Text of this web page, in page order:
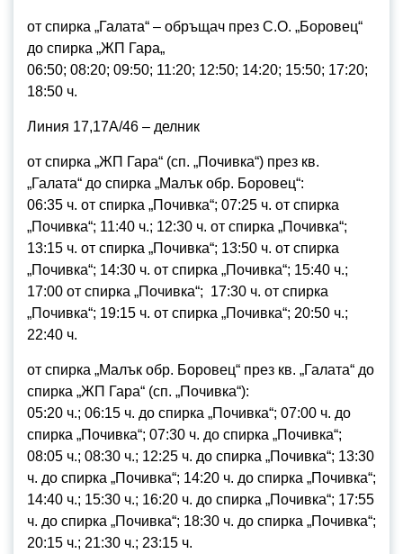
от спирка „Галата“ – обръщач през С.О. „Боровец“
до спирка „ЖП Гара„
06:50; 08:20; 09:50; 11:20; 12:50; 14:20; 15:50; 17:20;
18:50 ч.
Линия 17,17А/46 – делник
от спирка „ЖП Гара“ (сп. „Почивка“) през кв.
„Галата“ до спирка „Малък обр. Боровец“:
06:35 ч. от спирка „Почивка“; 07:25 ч. от спирка
„Почивка“; 11:40 ч.; 12:30 ч. от спирка „Почивка“;
13:15 ч. от спирка „Почивка“; 13:50 ч. от спирка
„Почивка“; 14:30 ч. от спирка „Почивка“; 15:40 ч.;
17:00 от спирка „Почивка“; 17:30 ч. от спирка
„Почивка“; 19:15 ч. от спирка „Почивка“; 20:50 ч.;
22:40 ч.
от спирка „Малък обр. Боровец“ през кв. „Галата“ до
спирка „ЖП Гара“ (сп. „Почивка“):
05:20 ч.; 06:15 ч. до спирка „Почивка“; 07:00 ч. до
спирка „Почивка“; 07:30 ч. до спирка „Почивка“;
08:05 ч.; 08:30 ч.; 12:25 ч. до спирка „Почивка“; 13:30
ч. до спирка „Почивка“; 14:20 ч. до спирка „Почивка“;
14:40 ч.; 15:30 ч.; 16:20 ч. до спирка „Почивка“; 17:55
ч. до спирка „Почивка“; 18:30 ч. до спирка „Почивка“;
20:15 ч.; 21:30 ч.; 23:15 ч.